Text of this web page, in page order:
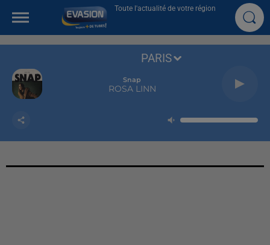
Toute l'actualité de votre région
Snap
ROSA LINN
PARIS